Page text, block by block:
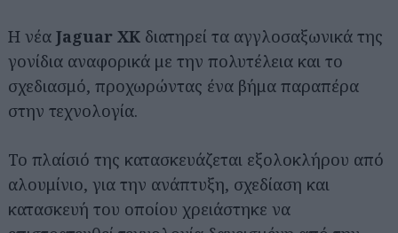
Η νέα Jaguar XK διατηρεί τα αγγλοσαξωνικά της
γονίδια αναφορικά με την πολυτέλεια και το
σχεδιασμό, προχωρώντας ένα βήμα παραπέρα
στην τεχνολογία.
Το πλαίσιό της κατασκευάζεται εξολοκλήρου από
αλουμίνιο, για την ανάπτυξη, σχεδίαση και
κατασκευή του οποίου χρειάστηκε να